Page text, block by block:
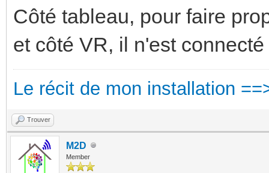
Côté tableau, pour faire
et côté VR, il n'est
Le récit de mon installation
Trouver
M2D
Member